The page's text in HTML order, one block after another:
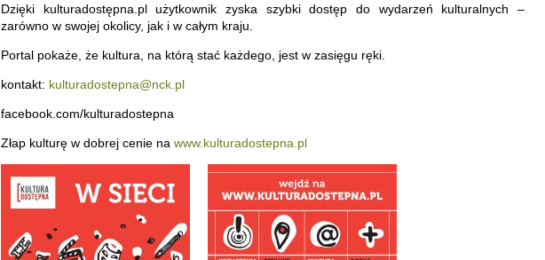
Dzięki kulturadostępna.pl użytkownik zyska szybki dostęp do wydarzeń kulturalnych –
zarówno w swojej okolicy, jak i w całym kraju.
Portal pokaże, że kultura, na którą stać każdego, jest w zasięgu ręki.
kontakt: kulturadostepna@nck.pl
facebook.com/kulturadostepna
Złap kulturę w dobrej cenie na www.kulturadostepna.pl